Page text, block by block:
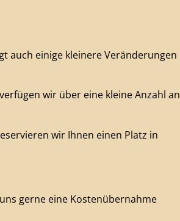
auch einige kleinere Veränderungen
wir über eine kleine Anzahl an
wir Ihnen einen Platz in
gerne eine Kostenübernahme